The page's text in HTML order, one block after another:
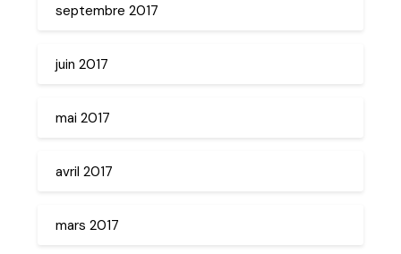
septembre 2017
juin 2017
mai 2017
avril 2017
mars 2017